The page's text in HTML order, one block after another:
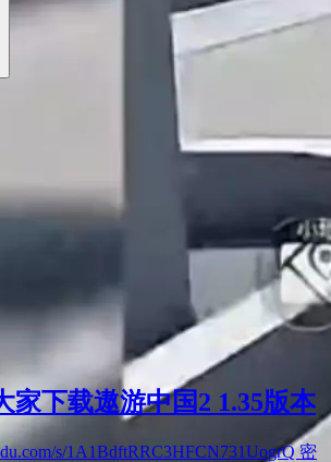
家下载遨游中国2 1.35版本
s/1A1BdftRRC3HFCN731UogrQ 密